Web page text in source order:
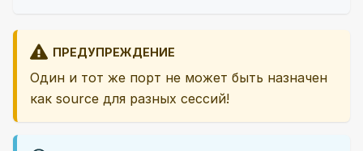
ПРЕДУПРЕЖДЕНИЕ
Один и тот же порт не может быть назначен
как source для разных сессий!